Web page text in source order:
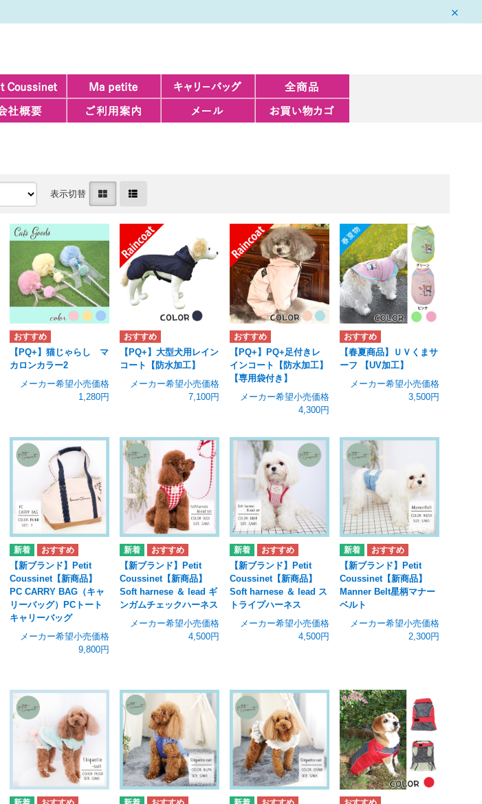
表示切替
【PQ+】猫じゃらし マ
カロンカラー2
メーカー希望小売価格
1,280円
【PQ+】大型犬用レイン
コート【防水加工】
メーカー希望小売価格
7,100円
【PQ+】PQ+足付きレ
インコート【防水加工】
【専用袋付き】
メーカー希望小売価格
4,300円
【春夏商品】ＵＶくまサ
ーフ 【UV加工】
メーカー希望小売価格
3,500円
【新ブランド】Petit
Coussinet【新商品】
PC CARRY BAG（キャ
リーバッグ）PCトート
キャリーバッグ
メーカー希望小売価格
9,800円
【新ブランド】Petit
Coussinet【新商品】
Soft harnese ＆ lead ギ
ンガムチェックハーネス
メーカー希望小売価格
4,500円
【新ブランド】Petit
Coussinet【新商品】
Soft harnese ＆ lead ス
トライプハーネス
メーカー希望小売価格
4,500円
【新ブランド】Petit
Coussinet【新商品】
Manner Belt星柄マナー
ベルト
メーカー希望小売価格
2,300円